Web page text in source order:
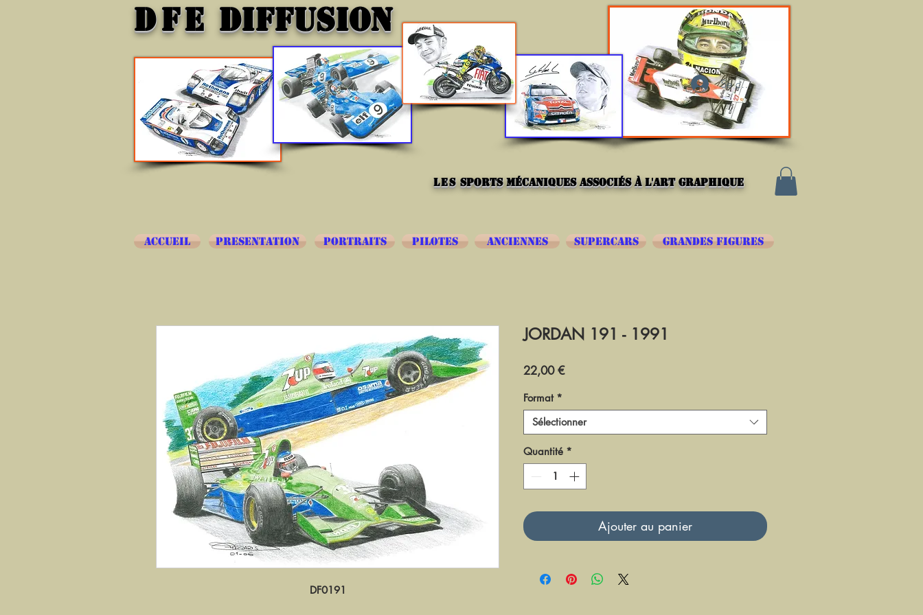
DFE DIFFUSION
Se connecter
lessports mécaniques associés à l'art graphique
DF0191
JORDAN 191 - 1991
22,00 €Prix
Format *
Sélectionner
Quantité *
Ajouter au panier
SUPERCARS
ANCIENNES
PILOTES
PORTRAITS
PRESENTATION
ACCUEIL GRANDES FIGURES